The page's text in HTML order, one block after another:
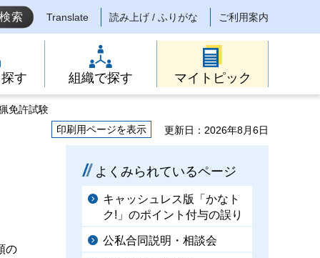
Translate 読み上げ / ふりがな ご利用案内
す 組織で探す マイトピック
免許試験
印刷用ページを表示
更新日：2026年8月6日
の
よくみられているページ
キャッシュレス版「かなト
ク!」のポイント付与の誤り
公私合同説明・相談会